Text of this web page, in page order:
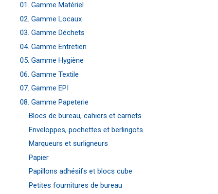
01. Gamme Matériel
02. Gamme Locaux
03. Gamme Déchets
04. Gamme Entretien
05. Gamme Hygiène
06. Gamme Textile
07. Gamme EPI
08. Gamme Papeterie
Blocs de bureau, cahiers et carnets
Enveloppes, pochettes et berlingots
Marqueurs et surligneurs
Papier
Papillons adhésifs et blocs cube
Petites fournitures de bureau